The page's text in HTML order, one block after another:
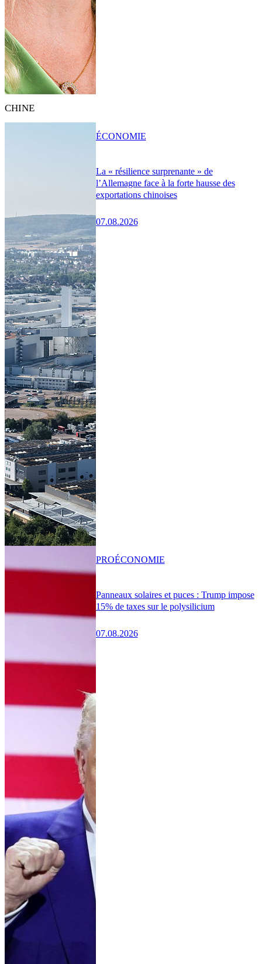
CHINE
La « résilience surprenante » de
l’Allemagne face à la forte hausse des
exportations chinoises
07.08.2026
ÉCONOMIE
Panneaux solaires et puces : Trump impose
15% de taxes sur le polysilicium
07.08.2026
PROÉCONOMIE